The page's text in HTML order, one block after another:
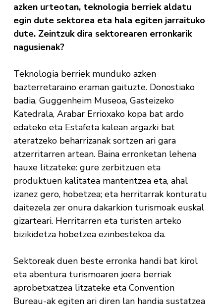
azken urteotan, teknologia berriek aldatu
egin dute sektorea eta hala egiten jarraituko
dute. Zeintzuk dira sektorearen erronkarik
nagusienak?
Teknologia berriek munduko azken
bazterretaraino eraman gaituzte. Donostiako
badia, Guggenheim Museoa, Gasteizeko
Katedrala, Arabar Errioxako kopa bat ardo
edateko eta Estafeta kalean argazki bat
ateratzeko beharrizanak sortzen ari gara
atzerritarren artean. Baina erronketan lehena
hauxe litzateke: gure zerbitzuen eta
produktuen kalitatea mantentzea eta, ahal
izanez gero, hobetzea; eta herritarrak konturatu
daitezela zer onura dakarkion turismoak euskal
gizarteari. Herritarren eta turisten arteko
bizikidetza hobetzea ezinbestekoa da.
Sektoreak duen beste erronka handi bat kirol
eta abentura turismoaren joera berriak
aprobetxatzea litzateke eta Convention
Bureau-ak egiten ari diren lan handia sustatzea